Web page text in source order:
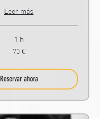
Leer más
1 h
70 €
Reservar ahora